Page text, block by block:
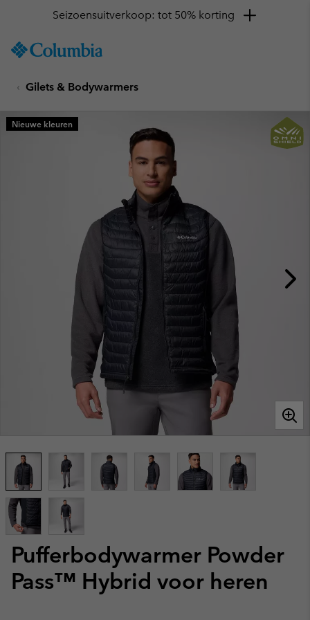
TO
SKIP
MAIN
NAV
Seizoensuitverkoop: tot 50% korting
Gilets & Bodywarmers
Pufferbodywarmer Powder
Pass™ Hybrid voor heren
Nieuwe kleuren